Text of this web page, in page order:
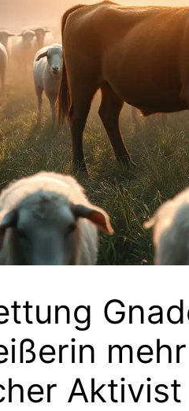
Aktivist